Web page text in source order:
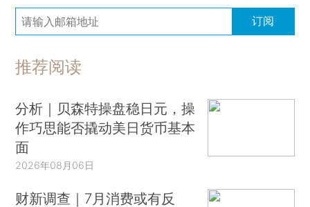
订阅
推荐阅读
分析｜贝森特操盘稳日元，操
作巧思能否撬动美日货币基本
面
2026年08月06日
财新调查｜7月消费或有反